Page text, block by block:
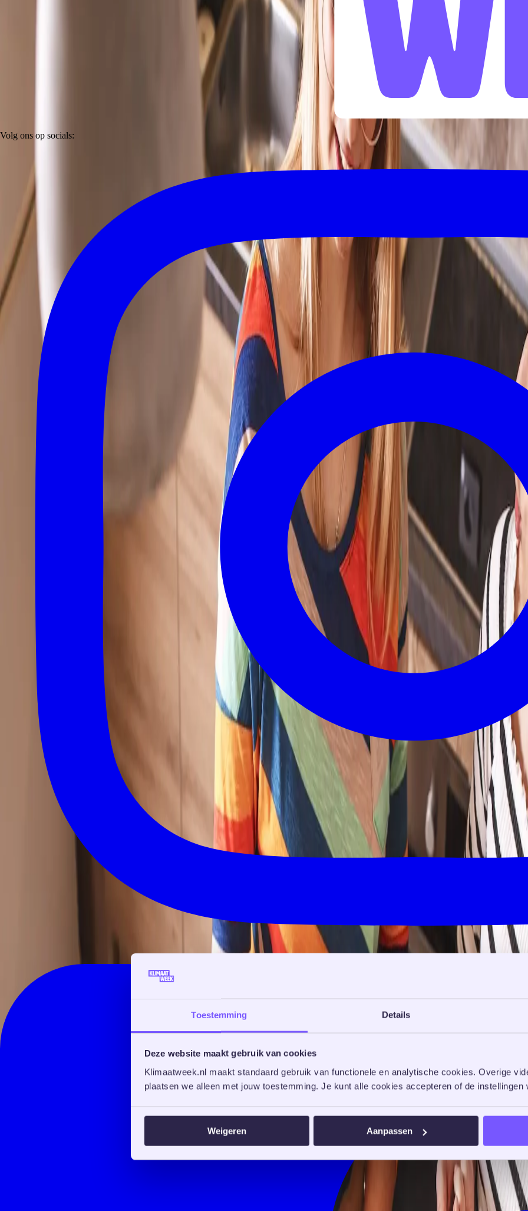
Toestemming Details
Deze website maakt gebruik van cookies
Klimaatweek.nl maakt standaard gebruik van functionele en analytische cookies. Overige
plaatsen we alleen met jouw toestemming. Je kunt alle cookies accepteren of de
Weigeren Aanpassen
Volg ons op socials: